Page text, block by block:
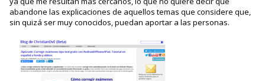
abandone las explicaciones de aquellos temas que considere que,
sin quizá ser muy conocidos, puedan aportar a las personas.